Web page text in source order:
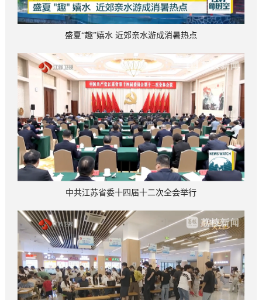
盛夏“趣”嬉水 近郊亲水游成消暑热点
中共江苏省委十四届十二次全会举行